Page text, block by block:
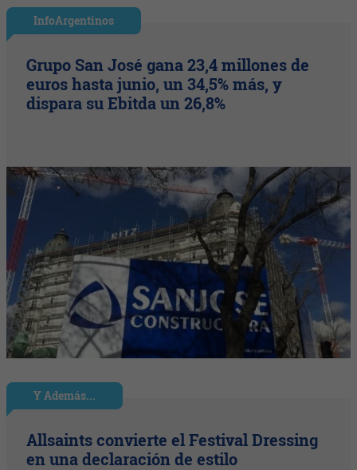
InfoArgentinos
Grupo San José gana 23,4 millones de
euros hasta junio, un 34,5% más, y
dispara su Ebitda un 26,8%
Y Además...
Allsaints convierte el Festival Dressing
en una declaración de estilo